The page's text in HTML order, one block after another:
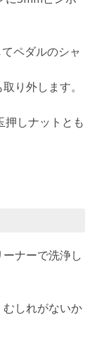
ペダルのシャ
り外します。
しナットとも
ナーで洗浄し
しれがないか